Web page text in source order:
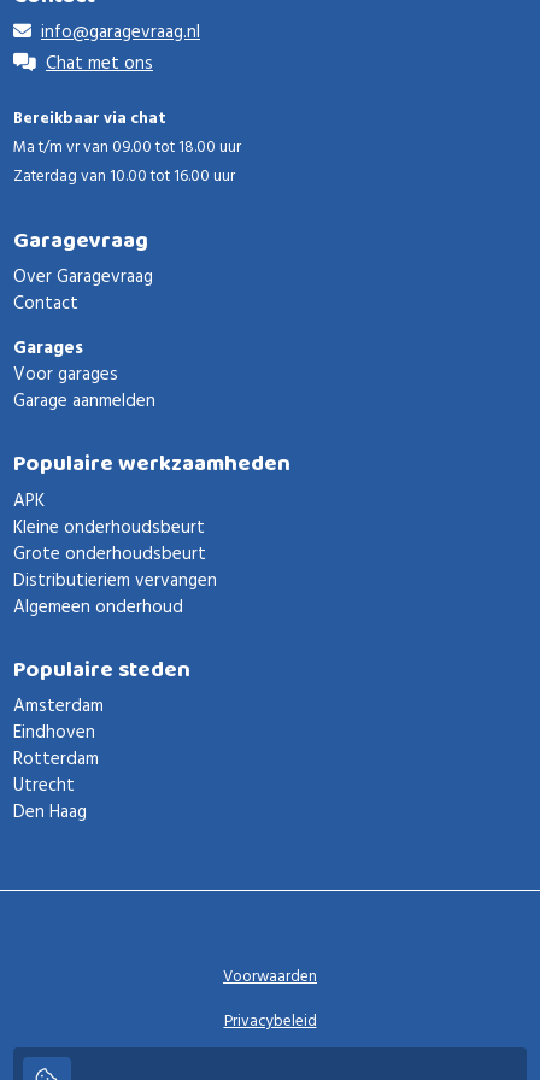
info@garagevraag.nl
Chat met ons
Bereikbaar via chat
Ma t/m vr van 09.00 tot 18.00 uur
Zaterdag van 10.00 tot 16.00 uur
Garagevraag
Over Garagevraag
Contact
Garages
Voor garages
Garage aanmelden
Populaire werkzaamheden
APK
Kleine onderhoudsbeurt
Grote onderhoudsbeurt
Distributieriem vervangen
Algemeen onderhoud
Populaire steden
Amsterdam
Eindhoven
Rotterdam
Utrecht
Den Haag
Voorwaarden
Privacybeleid